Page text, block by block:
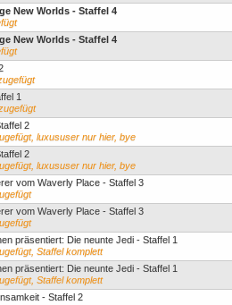
New Worlds - Staffel 4
New Worlds - Staffel 4
1
2
luxususer nur hier, bye
2
luxususer nur hier, bye
vom Waverly Place - Staffel 3
vom Waverly Place - Staffel 3
präsentiert: Die neunte Jedi - Staffel 1
Staffel komplett
präsentiert: Die neunte Jedi - Staffel 1
Staffel komplett
- Staffel 2